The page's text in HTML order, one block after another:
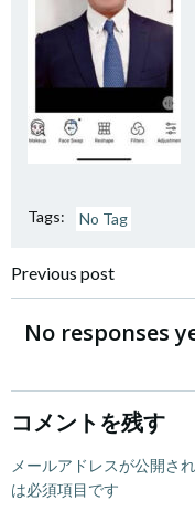
Tags: No Tag
Post
Previous post
No responses
コメントを残す
メールアドレスが公開さ
は必須項目です